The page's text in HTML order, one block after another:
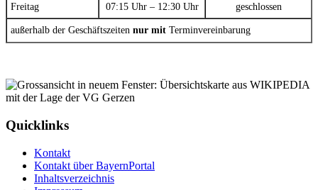
Freitag 07:15 Uhr – 12:30 Uhr geschlossen
außerhalb der Geschäftszeiten nur mit Terminvereinbarung
Quicklinks
Kontakt
Kontakt über BayernPortal
Inhaltsverzeichnis